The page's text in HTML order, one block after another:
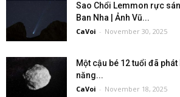
Sao Chổi Lemmon rực
Ban Nha | Ảnh Vũ...
CaVoi - November 30, 2025
Một cậu bé 12 tuổi đã
năng...
CaVoi - November 18, 2025